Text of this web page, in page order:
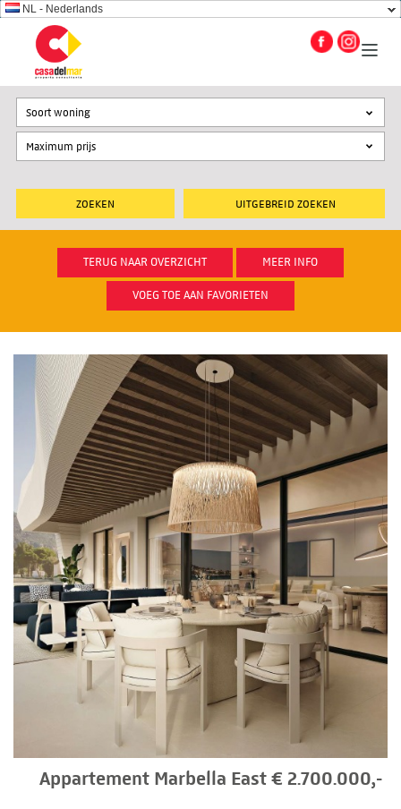
NL - Nederlands
UITGEBREID ZOEKEN
Soort woning
TERUG NAAR OVERZICHT MEER INFO
VOEG TOE AAN FAVORIETEN
Appartement Marbella East € 2.700.000,-